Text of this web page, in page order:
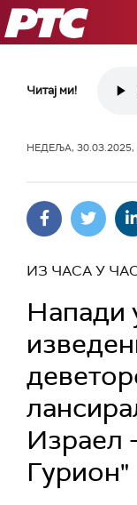
РТС
Читај ми!
НЕДЕЉА, 30.03.2025,
ИЗ ЧАСА У
Напади
Израел
Гурион"